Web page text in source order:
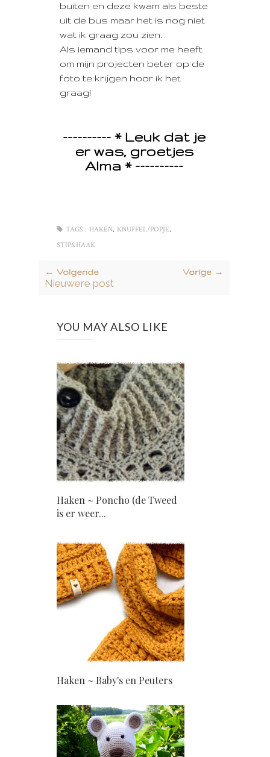
buiten en deze kwam als beste
uit de bus maar het is nog niet
wat ik graag zou zien.
Als iemand tips voor me heeft
om mijn projecten beter op de
foto te krijgen hoor ik het
graag!
---------- * Leuk dat je
er was, groetjes
Alma * ----------
TAGS : HAKEN, KNUFFEL/POPJE,
STIP&HAAK
← Volgende
Nieuwere post
Vorige →
YOU MAY ALSO LIKE
Haken ~ Poncho (de Tweed
is er weer...
Haken ~ Baby's en Peuters